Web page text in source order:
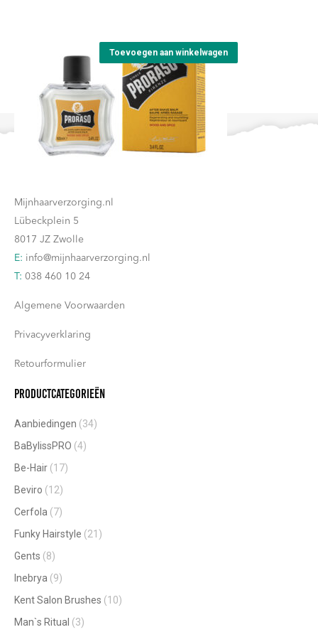
optie
kan
gekozen
worden
op
de
Toevoegen aan winkelwagen
Mijnhaarverzorging.nl
Lübeckplein 5
8017 JZ Zwolle
E: info@mijnhaarverzorging.nl
T: 038 460 10 24
Algemene Voorwaarden
Privacyverklaring
Retourformulier
Productcategorieën
Aanbiedingen (34)
BaBylissPRO (4)
Be-Hair (17)
Beviro (12)
Cerfola (7)
Funky Hairstyle (21)
Gents (8)
Inebrya (9)
Kent Salon Brushes (10)
Man`s Ritual (3)